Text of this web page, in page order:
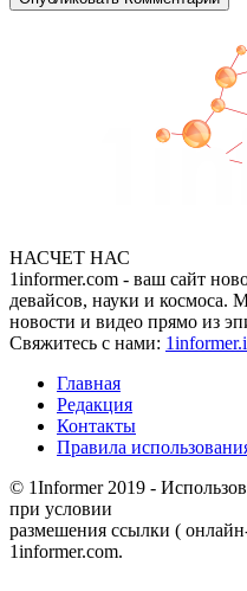
НАСЧЕТ НАС
1informer.com - ваш сайт
девайсов, науки и космоса.
новости и видео прямо из
Свяжитесь с нами:
Главная
Редакция
Контакты
Правила
© 1Informer 2019 -
при условии
размешения ссылки (
1informer.com.